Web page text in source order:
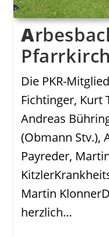
Arbesbachs neuer
Die PKR-
Fichtinger, Kurt
Andreas
(Obmann Stv.),
Payreder,
Martin
herzlich…